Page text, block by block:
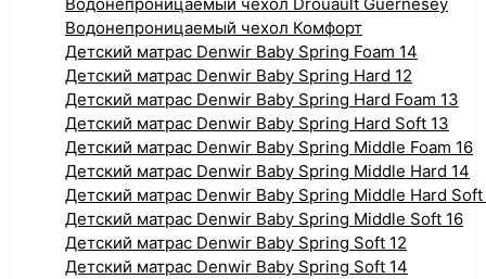
Водонепроницаемый чехол Комфорт
Детский матрас Denwir Baby Spring Foam 14
Детский матрас Denwir Baby Spring Hard 12
Детский матрас Denwir Baby Spring Hard Foam 13
Детский матрас Denwir Baby Spring Hard Soft 13
Детский матрас Denwir Baby Spring Middle Foam 16
Детский матрас Denwir Baby Spring Middle Hard 14
Детский матрас Denwir Baby Spring Middle Hard Soft
Детский матрас Denwir Baby Spring Middle Soft 16
Детский матрас Denwir Baby Spring Soft 12
Детский матрас Denwir Baby Spring Soft 14